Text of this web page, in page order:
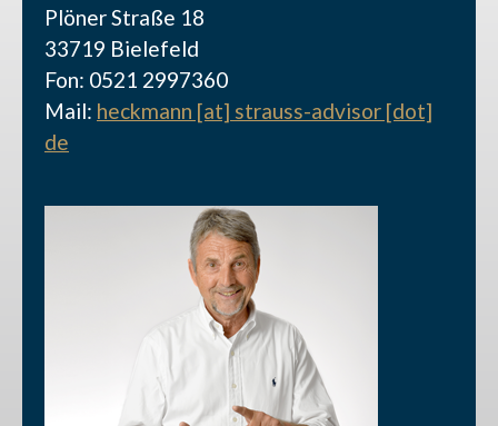
Plöner Straße 18
33719 Bielefeld
Fon: 0521 2997360
Mail: heckmann [at] strauss-advisor [dot]
de